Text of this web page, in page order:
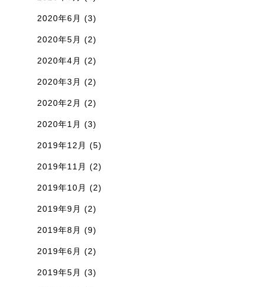
2020年6月 (3)
2020年5月 (2)
2020年4月 (2)
2020年3月 (2)
2020年2月 (2)
2020年1月 (3)
2019年12月 (5)
2019年11月 (2)
2019年10月 (2)
2019年9月 (2)
2019年8月 (9)
2019年6月 (2)
2019年5月 (3)